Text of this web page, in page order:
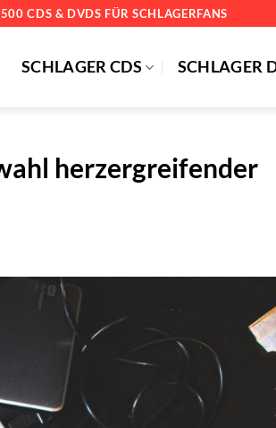
CDS & DVDS FÜR SCHLAGERFANS
SCHLAGER CDS SCHLAGER
herzergreifender